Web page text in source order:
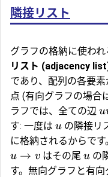
隣接リスト
グラフの格納に使わ
リスト (adjacency
であり、配列の各要
点 (有向グラフの場合
ラフでは、全ての辺
す: 一度は u の隣接リ
に格納されるからで
u → v はその尾u の
す。無向グラフと有